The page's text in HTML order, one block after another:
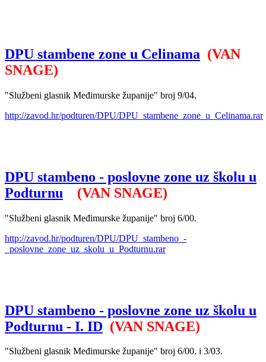
DPU stambene zone u Celinama (VAN
SNAGE)
"Službeni glasnik Međimurske županije" broj 9/04.
http://zavod.hr/podturen/DPU/DPU_stambene_zone_u_Celinama.rar
DPU stambeno - poslovne zone uz školu u
Podturnu
(VAN SNAGE)
"Službeni glasnik Međimurske županije" broj 6/00.
http://zavod.hr/podturen/DPU/DPU_stambeno_-
_poslovne_zone_uz_skolu_u_Podturnu.rar
DPU stambeno - poslovne zone uz školu u
Podturnu - I. ID (VAN SNAGE)
"Službeni glasnik Međimurske županije" broj 6/00. i 3/03.